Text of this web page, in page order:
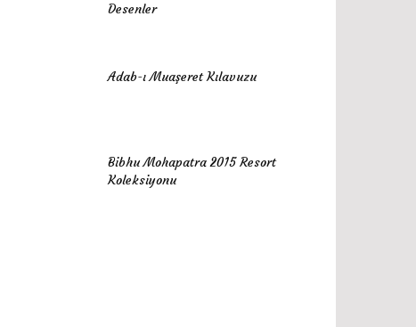
Desenler
Adab-ı Muaşeret Kılavuzu
Bibhu Mohapatra 2015 Resort
Koleksiyonu